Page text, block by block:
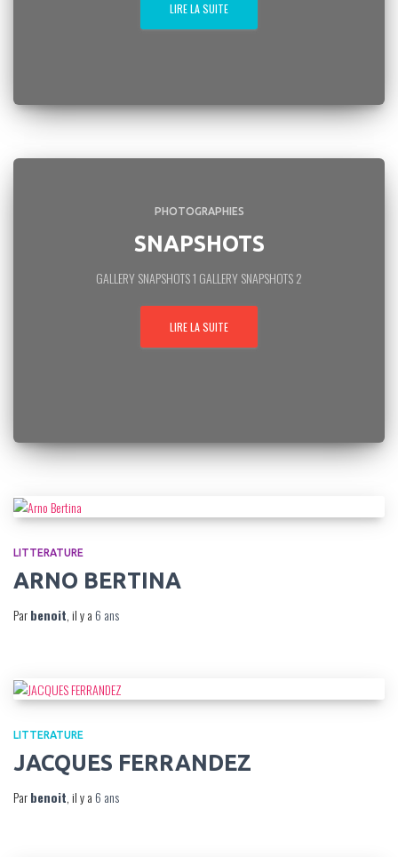
LIRE LA SUITE
PHOTOGRAPHIES
SNAPSHOTS
GALLERY SNAPSHOTS 1 GALLERY SNAPSHOTS 2
LIRE LA SUITE
LITTERATURE
ARNO BERTINA
Parbenoit, il y a 6 ans
LITTERATURE
JACQUES FERRANDEZ
Parbenoit, il y a 6 ans